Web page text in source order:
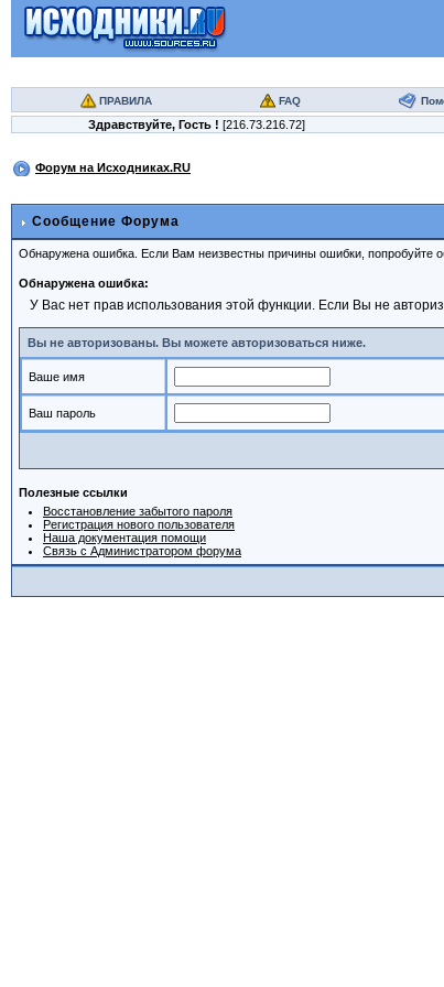
ПРАВИЛА FAQ
Здравствуйте, Гость ! [216.73.216.72]
Форум на Исходниках.RU
Сообщение Форума
Обнаружена ошибка. Если Вам неизвестны причины ошибки, попробуйте
Обнаружена ошибка:
У Вас нет прав использования этой функции. Если Вы не
Вы не авторизованы. Вы можете авторизоваться ниже.
Ваше имя
Ваш пароль
Полезные ссылки
Восстановление забытого пароля
Регистрация нового пользователя
Наша документация помощи
Связь с Администратором форума